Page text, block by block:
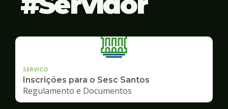
SERVICO
Inscrições para o Sesc Santos
Regulamento e Documentos